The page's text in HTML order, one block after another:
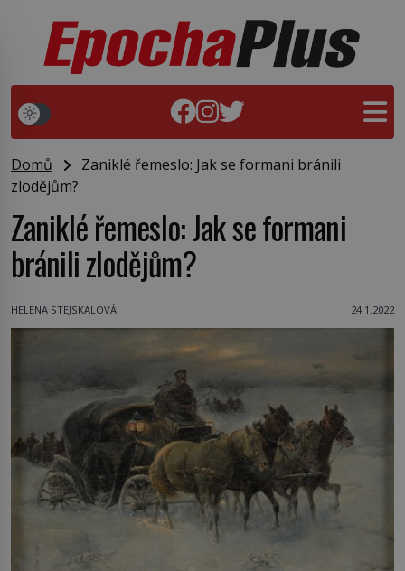
Domů
Zaniklé řemeslo: Jak se formani bránili
zlodějům?
Zaniklé řemeslo: Jak se formani
bránili zlodějům?
HELENA STEJSKALOVÁ 24.1.2022